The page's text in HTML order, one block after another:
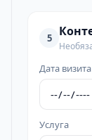
5
Дата визита
Услуга